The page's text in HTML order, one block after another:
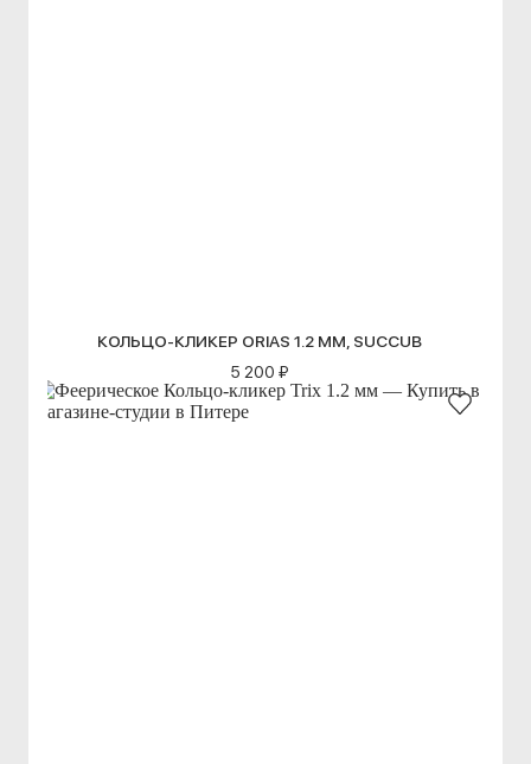
КОЛЬЦО-КЛИКЕР ORIAS 1.2 ММ, SUCCUB
5 200 ₽